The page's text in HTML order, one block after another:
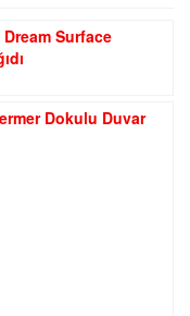
Surface
Dokulu Duvar